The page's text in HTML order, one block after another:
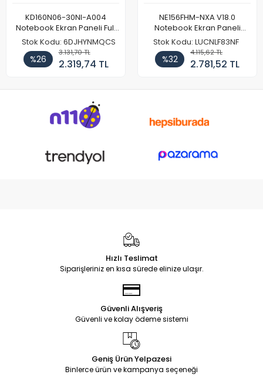
KD160N06-30NI-A004
Notebook Ekran Paneli Full
HD
Stok Kodu: 6DJHYNMQCS
%26
3.131,70 TL
2.319,74 TL
NE156FHM-NXA V18.0
Notebook Ekran Paneli
144Hz
Stok Kodu: LUCNLF83NF
%32
4.115,62 TL
2.781,52 TL
Hızlı Teslimat
Siparişleriniz en kısa sürede elinize ulaşır.
Güvenli Alışveriş
Güvenli ve kolay ödeme sistemi
Geniş Ürün Yelpazesi
Binlerce ürün ve kampanya seçeneği